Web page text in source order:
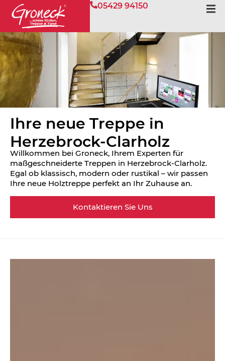
05429 94150
Ihre neue Treppe in
Herzebrock-Clarholz
Willkommen bei Groneck, Ihrem Experten für
maßgeschneiderte Treppen in Herzebrock-Clarholz.
Egal ob klassisch, modern oder rustikal – wir passen
Ihre neue Holztreppe perfekt an Ihr Zuhause an.
Kontaktieren Sie Uns